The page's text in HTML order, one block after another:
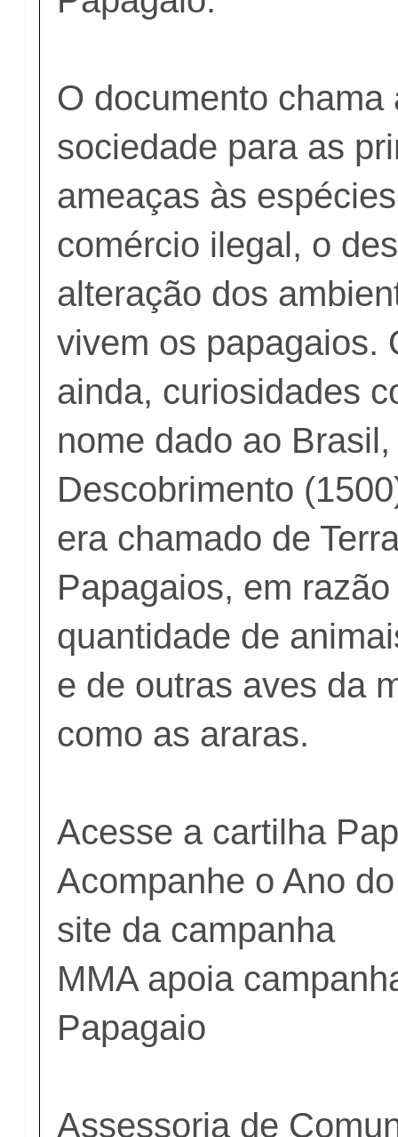
O documento chama
sociedade para as
ameaças às
comércio ilegal, o
alteração dos
vivem os papagaios.
ainda, curiosidades
nome dado ao
Descobrimento
era chamado de
Papagaios, em
quantidade de
e de outras aves da
como as araras.
Acesse a cartilha
Acompanhe o Ano
site da campanha
MMA apoia
Papagaio
Assessoria de